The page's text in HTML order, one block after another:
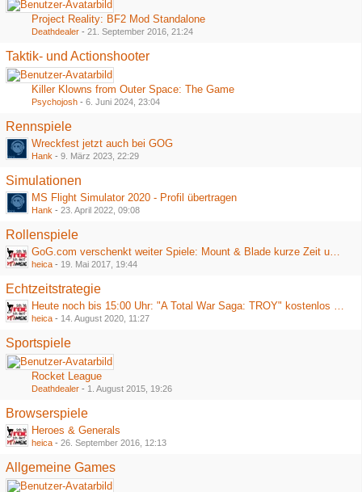
Project Reality: BF2 Mod Standalone
Deathdealer - 21. September 2016, 21:24
Taktik- und Actionshooter
Killer Klowns from Outer Space: The Game
Psychojosh - 6. Juni 2024, 23:04
Rennspiele
Wreckfest jetzt auch bei GOG
Hank - 9. März 2023, 22:29
Simulationen
MS Flight Simulator 2020 - Profil übertragen
Hank - 23. April 2022, 09:08
Rollenspiele
GoG.com verschenkt weiter Spiele: Mount & Blade kurze Zeit umsonst
heica - 19. Mai 2017, 19:44
Echtzeitstrategie
Heute noch bis 15:00 Uhr: "A Total War Saga: TROY" kostenlos bei Epic
heica - 14. August 2020, 11:27
Sportspiele
Rocket League
Deathdealer - 1. August 2015, 19:26
Browserspiele
Heroes & Generals
heica - 26. September 2016, 12:13
Allgemeine Games